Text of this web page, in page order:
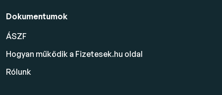
Dokumentumok
ÁSZF
Hogyan működik a Fizetesek.hu oldal
Rólunk